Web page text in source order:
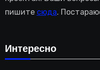
пишите сюда.
Интересно